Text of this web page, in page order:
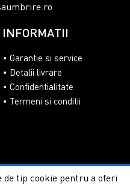
INFORMATII
Garantie si service
Detalii livrare
Confidentialitate
Termeni si conditii
tip cookie pentru a oferi